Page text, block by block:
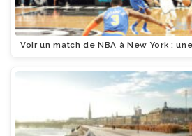
Voir un match de NBA à New York :